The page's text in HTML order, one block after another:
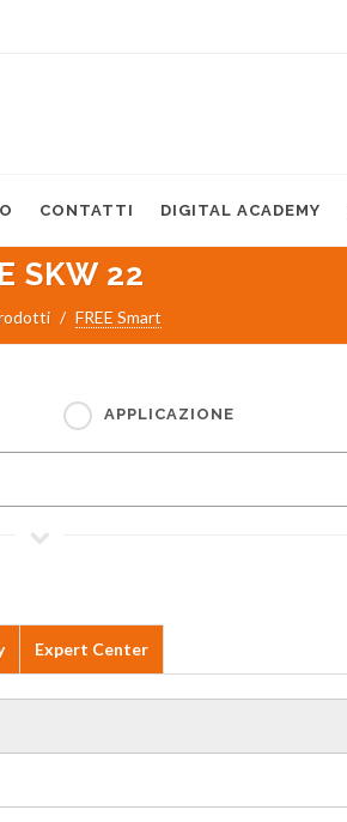
CONTATTI DIGITAL ACADEMY
SKW 22
FREE Smart
APPLICAZIONE
Expert Center